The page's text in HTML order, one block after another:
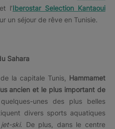
et l’Iberostar Selection Kantaoui
un séjour de rêve en Tunisie.
Sahara
la capitale Tunis, Hammamet
ancien et le plus important de
unes des plus belles
divers sports aquatiques
jet-ski. De plus, dans le centre